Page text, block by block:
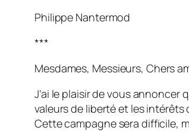
Philippe Nantermod
***
Mesdames, Messieurs, Chers
J’ai le plaisir de vous annoncer
valeurs de liberté et les
Cette campagne sera difficile,